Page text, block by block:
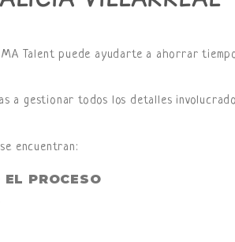
Talent puede ayudarte a ahorrar
a gestionar todos los detalles
encuentran:
PROCESO